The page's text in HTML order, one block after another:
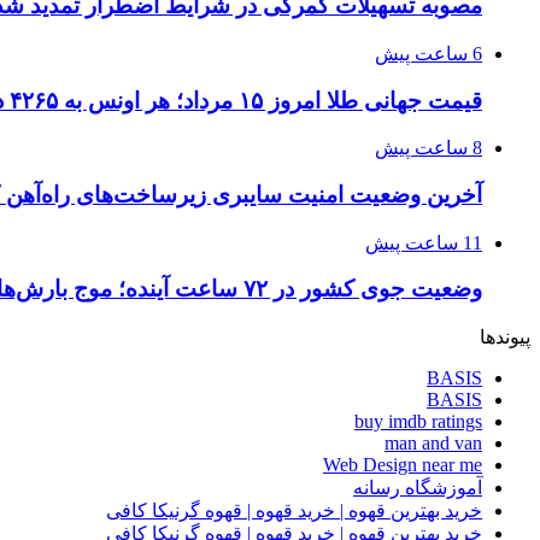
مصوبه تسهیلات گمرکی در شرایط اضطرار تمدید
6 ساعت پیش
قیمت جهانی طلا امروز ۱۵ مرداد؛ هر اونس به ۴۲۶۵ دلار و ۲۲ سنت رسید
8 ساعت پیش
آخرین وضعیت امنیت سایبری زیرساخت‌های
11 ساعت پیش
وضعیت جوی کشور در ۷۲ ساعت آینده؛ موج بارش‌های تابستانه در راه ۱۱ استان
پیوندها
BASIS
BASIS
buy imdb ratings
man and van
Web Design near me
آموزشگاه رسانه
خرید بهترین قهوه | خرید قهوه | قهوه گرنیکا کافی
خرید بهترین قهوه | خرید قهوه | قهوه گرنیکا کافی